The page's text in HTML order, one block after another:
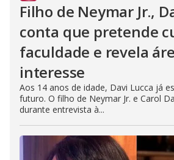
Filho de Neymar Jr.,
conta que pretende
faculdade e revela
interesse
Aos 14 anos de idade, Davi Lucca já
futuro. O filho de Neymar Jr. e Carol
durante entrevista à...